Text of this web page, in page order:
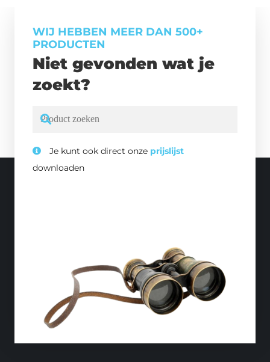
WIJ HEBBEN MEER DAN 500+
PRODUCTEN
Niet gevonden wat je
zoekt?
Je kunt ook direct onze prijslijst
downloaden